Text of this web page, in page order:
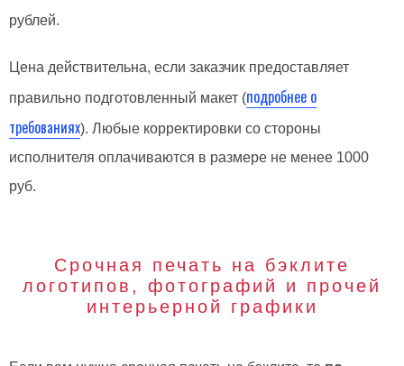
рублей.
Цена действительна, если заказчик предоставляет
правильно подготовленный макет (подробнее о
требованиях). Любые корректировки со стороны
исполнителя оплачиваются в размере не менее 1000
руб.
Срочная печать на бэклите
логотипов, фотографий и прочей
интерьерной графики